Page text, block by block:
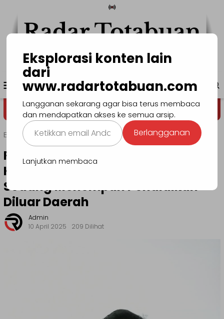
konten
Menu
Mobile
www.radartotabuan.com
Dega' Niondon Selamat
Beranda Kotamobagu
Rifandy Lantong Rasakan
Kemudahan Progam JKN Meski
Sedang Menempuh Pendidikan
Diluar Daerah
Admin
10 April 2025
209 Dilihat
Eksplorasi konten lain
dari
www.radartotabuan.com
Langganan sekarang agar bisa terus membaca
dan mendapatkan akses ke semua arsip.
Ketikkan
email
Anda...
Berlangganan
Lanjutkan membaca